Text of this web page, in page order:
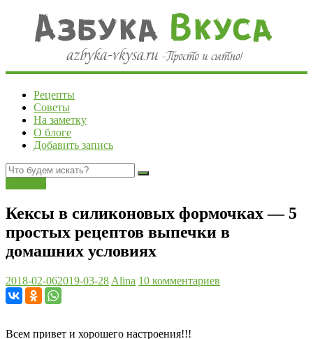
Рецепты
Советы
На заметку
О блоге
Добавить запись
Кексы в силиконовых формочках — 5
простых рецептов выпечки в
домашних условиях
2018-02-062019-03-28 Alina 10 комментариев
Всем привет и хорошего настроения!!!